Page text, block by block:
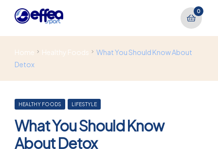
0
Home Healthy Foods
What You Should Know About
Detox
HEALTHY FOODS LIFESTYLE
What You Should Know
About Detox